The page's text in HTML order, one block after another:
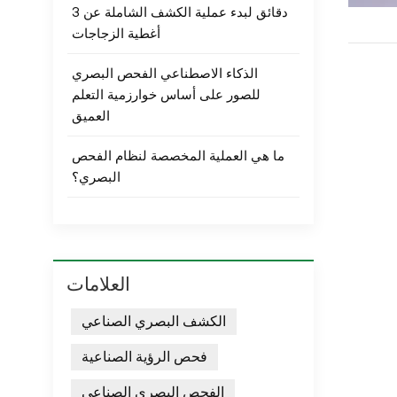
3 دقائق لبدء عملية الكشف الشاملة عن
أغطية الزجاجات
الذكاء الاصطناعي الفحص البصري
للصور على أساس خوارزمية التعلم
العميق
ما هي العملية المخصصة لنظام الفحص
البصري؟
العلامات
الكشف البصري الصناعي
فحص الرؤية الصناعية
الفحص البصري الصناعي